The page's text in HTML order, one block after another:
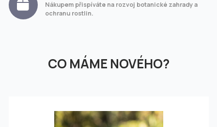
Nákupem přispíváte na rozvoj botanické zahrady a
ochranu rostlin.
CO MÁME NOVÉHO?